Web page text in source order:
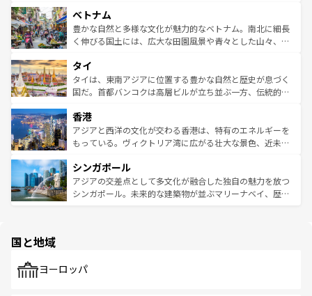
参照してほしい。
容にもいいと評判のスイーツなど、バラエティ豊かな料理
が味わえる。 なお、新着の台湾情報は コンテンツ一覧を参
照してほしい。
き、地方に足を延ばせば四季折々の自然美を楽しむことが
できる。そして、キムチや焼肉、絶品のストリートフード
まで、さまざまな韓国料理が待っている。夜には、韓国な
リティに包まれながら、韓国の多彩な魅力を心ゆくまで味
わってみてほしい。 なお、新着の韓国情報はコンテンツ一
覧を参照してほしい。
ベトナム
豊かな自然と多様な文化が魅力的なベトナム。南北に細長
く伸びる国土には、広大な田園風景や青々とした山々、世
急速な発展と共に伝統が息づく。ハノイの古い町並みやホ
ーチミン市のフランス統治時代の建物も、独特の雰囲気を
醸し出している。また、バラエティの豊かさとおいしさで
とつ。フォーやバインミー、ベトナムコーヒーなどは、ぜ
ひ現地で味わいたい。どの地域を訪れてもあたたかい人々
が旅行者を迎えてくれるので、きっと忘れられない旅にな
参照してほしい。
タイ
タイは、東南アジアに位置する豊かな自然と歴史が息づく
国だ。首都バンコクは高層ビルが立ち並ぶ一方、伝統的な
の活気が交差している。北部ではチェンマイなどの山岳地
帯で自然と触れ合い、南部ではプーケットやクラビの美し
いビーチでリゾート気分を楽しむことができる。タイ料理
激する。気候は一年中温暖で、どの季節にも異なる楽しみ
が待っている。親しみやすいタイの人々、仏教を中心とし
た文化、そして多様な観光資源が、訪れる旅人を魅了し続
香港
アジアと西洋の文化が交わる香港は、特有のエネルギーを
もっている。ヴィクトリア湾に広がる壮大な景色、近未来
み、どこを訪れても感動するはず。観光スポットが密集し
ており、効率よく見どころを回れるのも魅力。息をのむよ
うな絶景から文化的な体験まで、香港を存分に楽しみ尽く
シンガポール
アジアの交差点として多文化が融合した独自の魅力を放つ
シンガポール。未来的な建築物が並ぶマリーナベイ、歴史
で、ホーカーズは地元の風情を楽しめる外せないスポット
国と地域
ヨーロッパ